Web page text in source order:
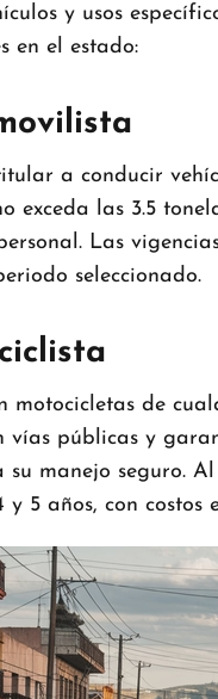
y usos
en el estado:​
a conducir
exceda las 3.5
Las
seleccionado.
motocicletas de
públicas y
manejo seguro. Al
y 5 años, con